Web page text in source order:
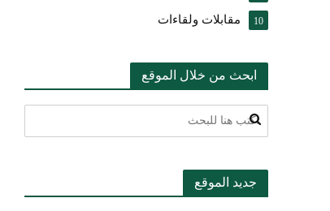
مقابلات ولقاءات 10
ابحث من خلال الموقع
جديد الموقع